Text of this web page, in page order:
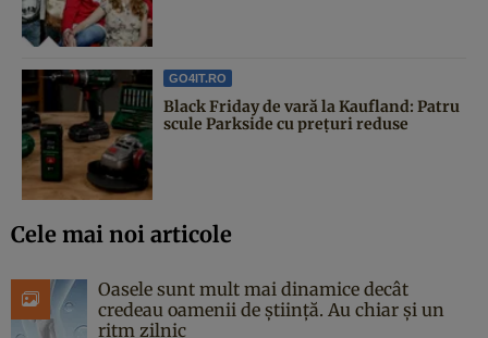
GO4IT.RO
Black Friday de vară la Kaufland: Patru
scule Parkside cu prețuri reduse
Cele mai noi articole
Oasele sunt mult mai dinamice decât
credeau oamenii de știință. Au chiar și un
ritm zilnic